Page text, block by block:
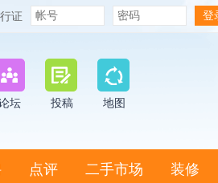
证
坛 投稿
地图
点评 二手市场 装修